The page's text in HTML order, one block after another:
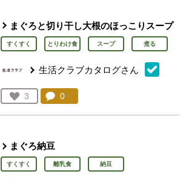
まぐろと切り干し大根のほっこりスープ
すくすく とりわけ食 スープ 煮る
生活クラブカタログさん
お気に入り登録：
3
人が登録
コメント：
0
まぐろ納豆
すくすく 離乳食 納豆